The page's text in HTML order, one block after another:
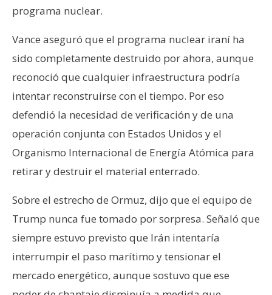
programa nuclear.
Vance aseguró que el programa nuclear iraní ha
sido completamente destruido por ahora, aunque
reconoció que cualquier infraestructura podría
intentar reconstruirse con el tiempo. Por eso
defendió la necesidad de verificación y de una
operación conjunta con Estados Unidos y el
Organismo Internacional de Energía Atómica para
retirar y destruir el material enterrado.
Sobre el estrecho de Ormuz, dijo que el equipo de
Trump nunca fue tomado por sorpresa. Señaló que
siempre estuvo previsto que Irán intentaría
interrumpir el paso marítimo y tensionar el
mercado energético, aunque sostuvo que ese